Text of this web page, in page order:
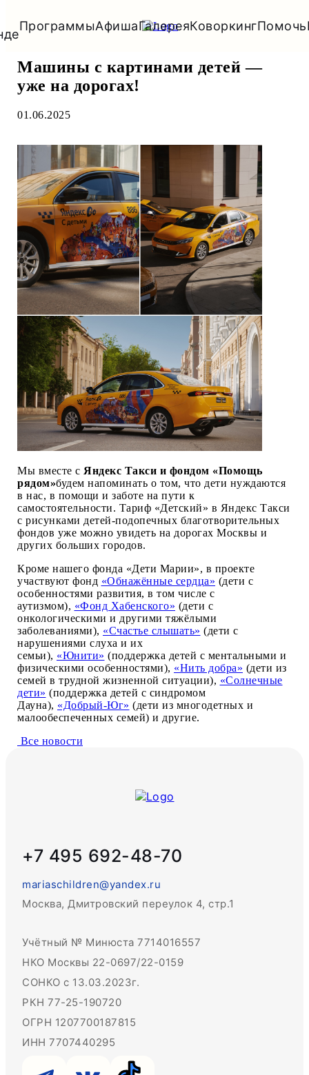
ПрограммыАфишаГалереяКоворкингПомочь
Миссия Новости Команда
Машины с картинами детей —
уже на дорогах!
01.06.2025
Мы вместе с Яндекс Такси и фондом «Помощь
рядом»будем напоминать о том, что дети нуждаются
в нас, в помощи и заботе на пути к
самостоятельности. Тариф «Детский» в Яндекс Такси
с рисунками детей-подопечных благотворительных
фондов уже можно увидеть на дорогах Москвы и
других больших городов.
Кроме нашего фонда «Дети Марии», в проекте
участвуют фонд «Обнажённые сердца» (дети с
особенностями развития, в том числе с
аутизмом), «Фонд Хабенского» (дети с
онкологическими и другими тяжёлыми
заболеваниями), «Счастье слышать» (дети с
нарушениями слуха и их
семьи), «Юнити» (поддержка детей с ментальными и
физическими особенностями), «Нить добра» (дети из
семей в трудной жизненной ситуации), «Солнечные
дети» (поддержка детей с синдромом
Дауна), «Добрый-Юг» (дети из многодетных и
малообеспеченных семей) и другие.
Все новости
+7 495 692-48-70
mariaschildren@yandex.ru
Москва, Дмитровский переулок 4, стр.1
Учётный № Минюста 7714016557
НКО Москвы 22-0697/22-0159
СОНКО с 13.03.2023г.
РКН 77-25-190720
ОГРН 1207700187815
ИНН 7707440295